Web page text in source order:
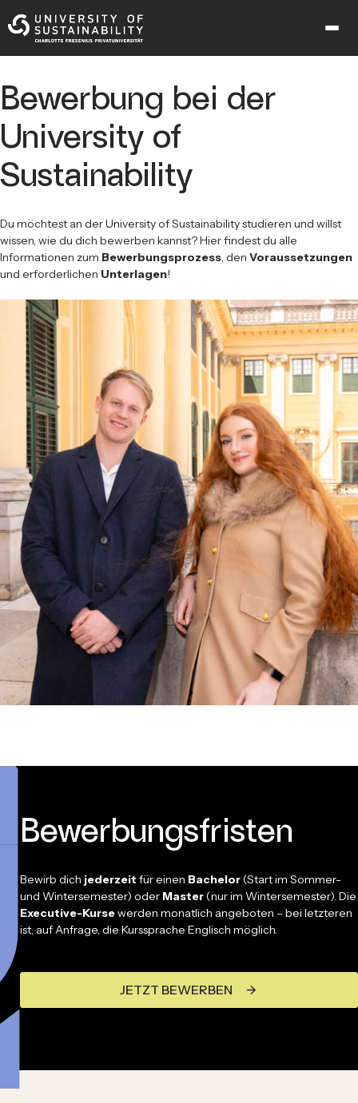
Bewerbung bei der
University of
Sustainability
Du möchtest an der University of Sustainability studieren und willst
wissen, wie du dich bewerben kannst? Hier findest du alle
Informationen zum Bewerbungsprozess, den Voraussetzungen
und erforderlichen Unterlagen!
Bewerbungsfristen
Bewirb dich jederzeit für einen Bachelor(Start im Sommer-
und Wintersemester) oder Master(nur im Wintersemester). Die
Executive-Kursewerden monatlich angeboten – bei letzteren
ist, auf Anfrage, die Kurssprache Englisch möglich.
JETZT BEWERBEN